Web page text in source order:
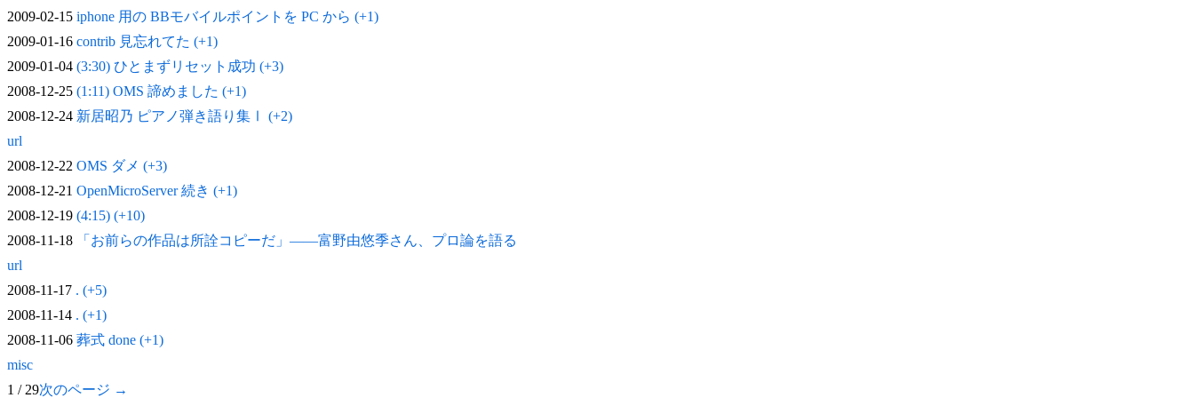
2009-02-15 iphone 用の BBモバイルポイントを PC から (+1)
2009-01-16 contrib 見忘れてた (+1)
2009-01-04 (3:30) ひとまずリセット成功 (+3)
2008-12-25 (1:11) OMS 諦めました (+1)
2008-12-24 新居昭乃 ピアノ弾き語り集Ⅰ (+2)
url
2008-12-22 OMS ダメ (+3)
2008-12-21 OpenMicroServer 続き (+1)
2008-12-19 (4:15) (+10)
2008-11-18
「お前らの作品は所詮コピーだ」——富野由悠季さん、プロ論を語る
url
2008-11-17 . (+5)
2008-11-14 . (+1)
2008-11-06 葬式 done (+1)
misc
1 / 29次のページ →